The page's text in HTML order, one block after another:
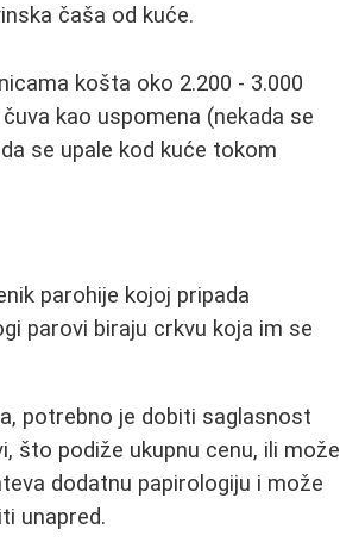
čaša od kuće.
košta oko 2.200 - 3.000
kao uspomena (nekada se
se upale kod kuće tokom
parohije kojoj pripada
parovi biraju crkvu koja im se
potrebno je dobiti saglasnost
što podiže ukupnu cenu, ili može
dodatnu papirologiju i može
unapred.